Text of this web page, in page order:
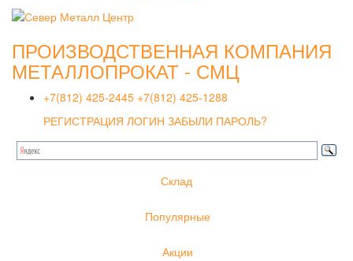
ПРОИЗВОДСТВЕННАЯ КОМПАНИЯ
МЕТАЛЛОПРОКАТ - СМЦ
+7(812) 425-2445 +7(812) 425-1288
РЕГИСТРАЦИЯ ЛОГИН ЗАБЫЛИ ПАРОЛЬ?
Склад
Популярные
Акции